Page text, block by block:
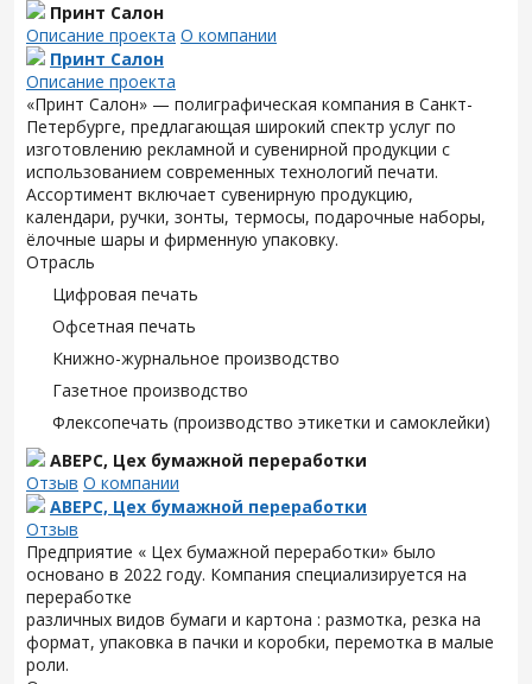
Принт Салон
Описание проекта О компании
Принт Салон
Описание проекта
«Принт Салон» — полиграфическая компания в Санкт-
Петербурге, предлагающая широкий спектр услуг по
изготовлению рекламной и сувенирной продукции с
использованием современных технологий печати.
Ассортимент включает сувенирную продукцию,
календари, ручки, зонты, термосы, подарочные наборы,
ёлочные шары и фирменную упаковку.
Отрасль
Цифровая печать
Офсетная печать
Книжно-журнальное производство
Газетное производство
Флексопечать (производство этикетки и самоклейки)
АВЕРС, Цех бумажной переработки
Отзыв О компании
АВЕРС, Цех бумажной переработки
Отзыв
Предприятие « Цех бумажной переработки» было
основано в 2022 году. Компания специализируется на
переработке
различных видов бумаги и картона : размотка, резка на
формат, упаковка в пачки и коробки, перемотка в малые
роли.